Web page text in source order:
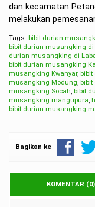
dan kecamatan
melakukan
Tags: bibit durian
bibit durian musangking di
durian musangking di
bibit durian musangking
musangking Kwanyar,
musangking Modung,
musangking Socah, bibit
musangking mangupura,
bibit durian musangking
Bagikan ke
KOMENTAR (0)